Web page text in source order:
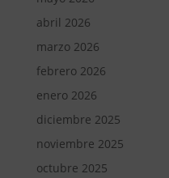
abril 2026
marzo 2026
febrero 2026
enero 2026
diciembre 2025
noviembre 2025
octubre 2025